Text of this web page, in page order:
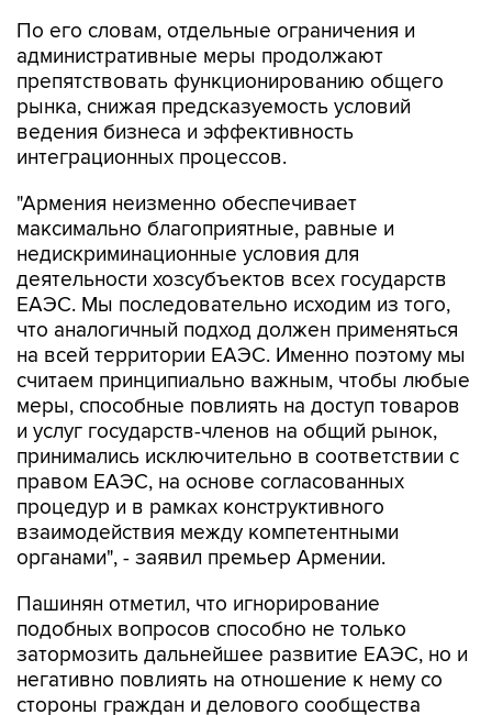
препятствовать функционированию общего
рынка, снижая предсказуемость условий
ведения бизнеса и эффективность
интеграционных процессов.
"Армения неизменно обеспечивает
недискриминационные условия для
деятельности хозсубъектов всех государств
ЕАЭС. Мы последовательно исходим из того,
что аналогичный подход должен применяться
на всей территории ЕАЭС. Именно поэтому мы
считаем принципиально важным, чтобы любые
меры, способные повлиять на доступ товаров
и услуг государств-членов на общий рынок,
принимались исключительно в соответствии с
правом ЕАЭС, на основе согласованных
процедур и в рамках конструктивного
взаимодействия между компетентными
органами", - заявил премьер Армении.
Пашинян отметил, что игнорирование
затормозить дальнейшее развитие ЕАЭС, но и
негативно повлиять на отношение к нему со
стороны граждан и делового сообщества
стран Союза.